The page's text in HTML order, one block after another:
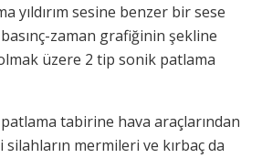
yıldırım sesine benzer bir sese
zaman grafiğinin şekline
üzere 2 tip sonik patlama
tabirine hava araçlarından
mermileri ve kırbaç da